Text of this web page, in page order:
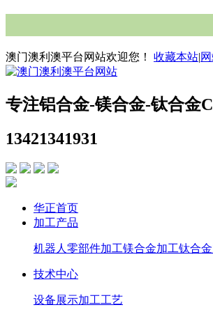
澳门澳利澳平台网站欢迎您！ 收藏本站|
专注铝合金-镁合金-钛合金
13421341931
华正首页
加工产品
机器人零部件加工镁合金加工钛合
技术中心
设备展示加工工艺